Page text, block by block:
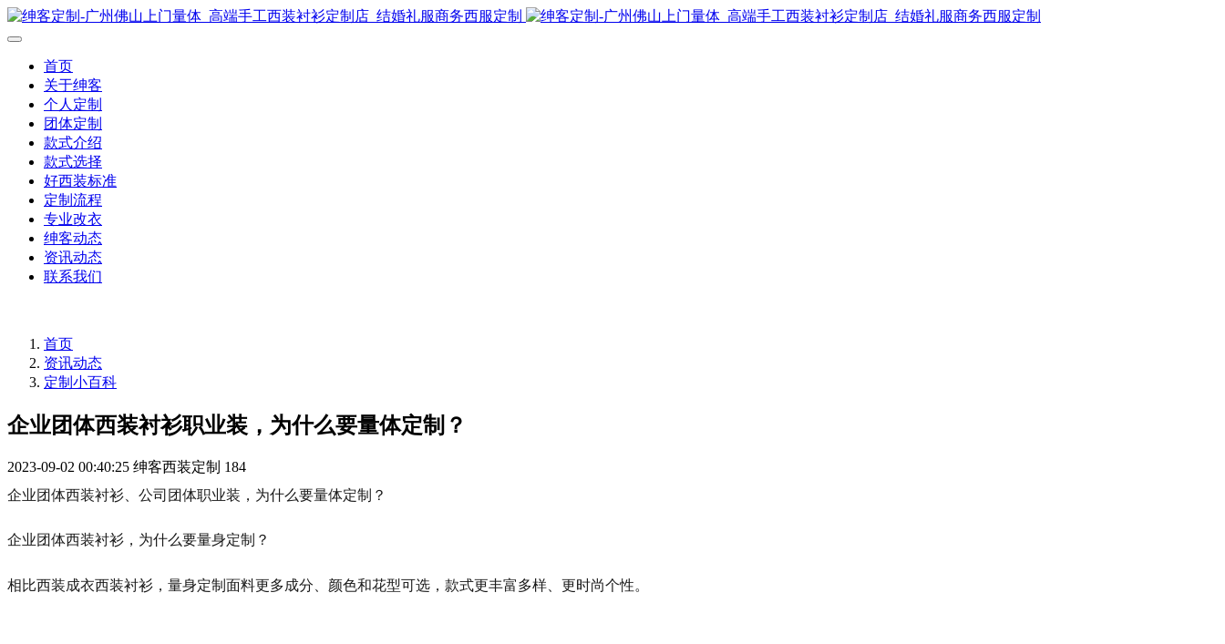
首页
关于绅客
个人定制
团体定制
款式介绍
款式选择
好西装标准
定制流程
专业改衣
绅客动态
资讯动态
联系我们
首页
资讯动态
定制小百科
企业团体西装衬衫职业装，为什么要量体定制？
2023-09-02 00:40:25 绅客西装定制 184
企业团体西装衬衫、公司团体职业装，为什么要量体定制？
企业团体西装衬衫，为什么要量身定制？
相比西装成衣西装衬衫，量身定制面料更多成分、颜色和花型可选，款式更丰富多样、更时尚个性。